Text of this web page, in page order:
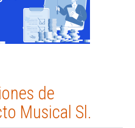
de
Musical Sl.